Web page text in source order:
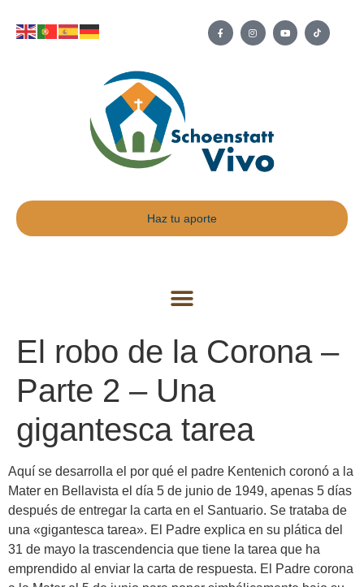
Haz tu aporte
El robo de la Corona –
Parte 2 – Una
gigantesca tarea
Aquí se desarrolla el por qué el padre Kentenich coronó a la
Mater en Bellavista el día 5 de junio de 1949, apenas 5 días
después de entregar la carta en el Santuario. Se trataba de
una «gigantesca tarea». El Padre explica en su plática del
31 de mayo la trascendencia que tiene la tarea que ha
emprendido al enviar la carta de respuesta. El Padre corona